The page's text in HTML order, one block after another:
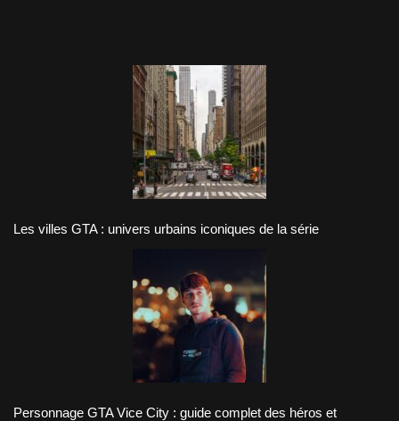
Les villes GTA : univers urbains iconiques de la série
Personnage GTA Vice City : guide complet des héros et